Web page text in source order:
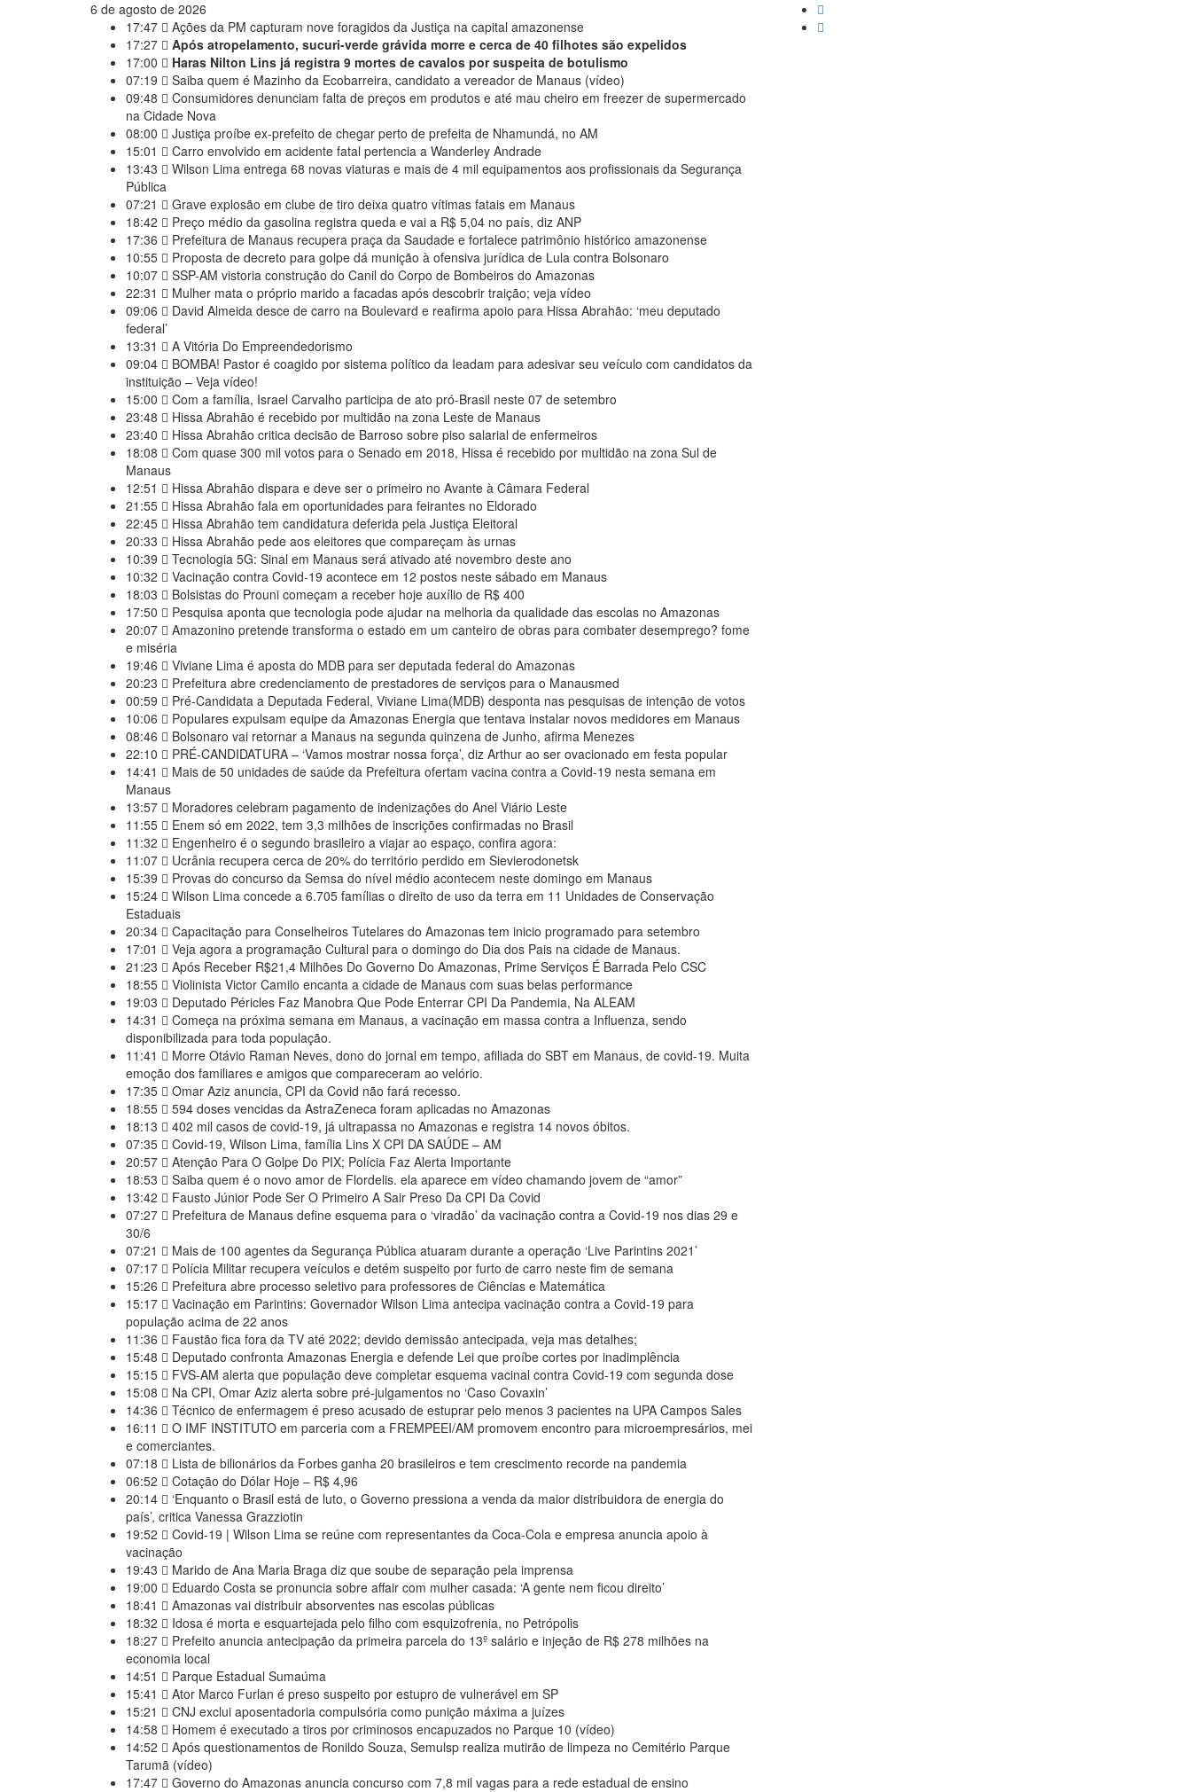
6 de agosto de 2026
17:47
Ações da PM capturam nove foragidos da Justiça na capital amazonense
17:27
Após atropelamento, sucuri-verde grávida morre e cerca de 40 filhotes são expelidos
17:00
Haras Nilton Lins já registra 9 mortes de cavalos por suspeita de botulismo
07:19
Saiba quem é Mazinho da Ecobarreira, candidato a vereador de Manaus (vídeo)
09:48
Consumidores denunciam falta de preços em produtos e até mau cheiro em freezer de supermercado
na Cidade Nova
08:00
Justiça proíbe ex-prefeito de chegar perto de prefeita de Nhamundá, no AM
15:01
Carro envolvido em acidente fatal pertencia a Wanderley Andrade
13:43
Wilson Lima entrega 68 novas viaturas e mais de 4 mil equipamentos aos profissionais da Segurança
Pública
07:21
Grave explosão em clube de tiro deixa quatro vítimas fatais em Manaus
18:42
Preço médio da gasolina registra queda e vai a R$ 5,04 no país, diz ANP
17:36
Prefeitura de Manaus recupera praça da Saudade e fortalece patrimônio histórico amazonense
10:55
Proposta de decreto para golpe dá munição à ofensiva jurídica de Lula contra Bolsonaro
10:07
SSP-AM vistoria construção do Canil do Corpo de Bombeiros do Amazonas
22:31
Mulher mata o próprio marido a facadas após descobrir traição; veja vídeo
09:06
David Almeida desce de carro na Boulevard e reafirma apoio para Hissa Abrahão: ‘meu deputado
federal’
13:31
A Vitória Do Empreendedorismo
09:04
BOMBA! Pastor é coagido por sistema político da Ieadam para adesivar seu veículo com candidatos da
instituição – Veja vídeo!
15:00
Com a família, Israel Carvalho participa de ato pró-Brasil neste 07 de setembro
23:48
Hissa Abrahão é recebido por multidão na zona Leste de Manaus
23:40
Hissa Abrahão critica decisão de Barroso sobre piso salarial de enfermeiros
18:08
Com quase 300 mil votos para o Senado em 2018, Hissa é recebido por multidão na zona Sul de
Manaus
12:51
Hissa Abrahão dispara e deve ser o primeiro no Avante à Câmara Federal
21:55
Hissa Abrahão fala em oportunidades para feirantes no Eldorado
22:45
Hissa Abrahão tem candidatura deferida pela Justiça Eleitoral
20:33
Hissa Abrahão pede aos eleitores que compareçam às urnas
10:39
Tecnologia 5G: Sinal em Manaus será ativado até novembro deste ano
10:32
Vacinação contra Covid-19 acontece em 12 postos neste sábado em Manaus
18:03
Bolsistas do Prouni começam a receber hoje auxílio de R$ 400
17:50
Pesquisa aponta que tecnologia pode ajudar na melhoria da qualidade das escolas no Amazonas
20:07
Amazonino pretende transforma o estado em um canteiro de obras para combater desemprego? fome
e miséria
19:46
Viviane Lima é aposta do MDB para ser deputada federal do Amazonas
20:23
Prefeitura abre credenciamento de prestadores de serviços para o Manausmed
00:59
Pré-Candidata a Deputada Federal, Viviane Lima(MDB) desponta nas pesquisas de intenção de votos
10:06
Populares expulsam equipe da Amazonas Energia que tentava instalar novos medidores em Manaus
08:46
Bolsonaro vai retornar a Manaus na segunda quinzena de Junho, afirma Menezes
22:10
PRÉ-CANDIDATURA – ‘Vamos mostrar nossa força’, diz Arthur ao ser ovacionado em festa popular
14:41
Mais de 50 unidades de saúde da Prefeitura ofertam vacina contra a Covid-19 nesta semana em
Manaus
13:57
Moradores celebram pagamento de indenizações do Anel Viário Leste
11:55
Enem só em 2022, tem 3,3 milhões de inscrições confirmadas no Brasil
11:32
Engenheiro é o segundo brasileiro a viajar ao espaço, confira agora:
11:07
Ucrânia recupera cerca de 20% do território perdido em Sievierodonetsk
15:39
Provas do concurso da Semsa do nível médio acontecem neste domingo em Manaus
15:24
Wilson Lima concede a 6.705 famílias o direito de uso da terra em 11 Unidades de Conservação
Estaduais
20:34
Capacitação para Conselheiros Tutelares do Amazonas tem inicio programado para setembro
17:01
Veja agora a programação Cultural para o domingo do Dia dos Pais na cidade de Manaus.
21:23
Após Receber R$21,4 Milhões Do Governo Do Amazonas, Prime Serviços É Barrada Pelo CSC
18:55
Violinista Victor Camilo encanta a cidade de Manaus com suas belas performance
19:03
Deputado Péricles Faz Manobra Que Pode Enterrar CPI Da Pandemia, Na ALEAM
14:31
Começa na próxima semana em Manaus, a vacinação em massa contra a Influenza, sendo
disponibilizada para toda população.
11:41
Morre Otávio Raman Neves, dono do jornal em tempo, afiliada do SBT em Manaus, de covid-19. Muita
emoção dos familiares e amigos que compareceram ao velório.
17:35
Omar Aziz anuncia, CPI da Covid não fará recesso.
18:55
594 doses vencidas da AstraZeneca foram aplicadas no Amazonas
18:13
402 mil casos de covid-19, já ultrapassa no Amazonas e registra 14 novos óbitos.
07:35
Covid-19, Wilson Lima, família Lins X CPI DA SAÚDE – AM
20:57
Atenção Para O Golpe Do PIX; Polícia Faz Alerta Importante
18:53
Saiba quem é o novo amor de Flordelis. ela aparece em vídeo chamando jovem de “amor”
13:42
Fausto Júnior Pode Ser O Primeiro A Sair Preso Da CPI Da Covid
07:27
Prefeitura de Manaus define esquema para o ‘viradão’ da vacinação contra a Covid-19 nos dias 29 e
30/6
07:21
Mais de 100 agentes da Segurança Pública atuaram durante a operação ‘Live Parintins 2021’
07:17
Polícia Militar recupera veículos e detém suspeito por furto de carro neste fim de semana
15:26
Prefeitura abre processo seletivo para professores de Ciências e Matemática
15:17
Vacinação em Parintins: Governador Wilson Lima antecipa vacinação contra a Covid-19 para
população acima de 22 anos
11:36
Faustão fica fora da TV até 2022; devido demissão antecipada, veja mas detalhes;
15:48
Deputado confronta Amazonas Energia e defende Lei que proíbe cortes por inadimplência
15:15
FVS-AM alerta que população deve completar esquema vacinal contra Covid-19 com segunda dose
15:08
Na CPI, Omar Aziz alerta sobre pré-julgamentos no ‘Caso Covaxin’
14:36
Técnico de enfermagem é preso acusado de estuprar pelo menos 3 pacientes na UPA Campos Sales
16:11
O IMF INSTITUTO em parceria com a FREMPEEI/AM promovem encontro para microempresários, mei
e comerciantes.
07:18
Lista de bilionários da Forbes ganha 20 brasileiros e tem crescimento recorde na pandemia
06:52
Cotação do Dólar Hoje – R$ 4,96
20:14
‘Enquanto o Brasil está de luto, o Governo pressiona a venda da maior distribuidora de energia do
país’, critica Vanessa Grazziotin
19:52
Covid-19 | Wilson Lima se reúne com representantes da Coca-Cola e empresa anuncia apoio à
vacinação
19:43
Marido de Ana Maria Braga diz que soube de separação pela imprensa
19:00
Eduardo Costa se pronuncia sobre affair com mulher casada: ‘A gente nem ficou direito’
18:41
Amazonas vai distribuir absorventes nas escolas públicas
18:32
Idosa é morta e esquartejada pelo filho com esquizofrenia, no Petrópolis
18:27
Prefeito anuncia antecipação da primeira parcela do 13º salário e injeção de R$ 278 milhões na
economia local
14:51
Parque Estadual Sumaúma
15:41
Ator Marco Furlan é preso suspeito por estupro de vulnerável em SP
15:21
CNJ exclui aposentadoria compulsória como punição máxima a juízes
14:58
Homem é executado a tiros por criminosos encapuzados no Parque 10 (vídeo)
14:52
Após questionamentos de Ronildo Souza, Semulsp realiza mutirão de limpeza no Cemitério Parque
Tarumã (vídeo)
17:47
Governo do Amazonas anuncia concurso com 7,8 mil vagas para a rede estadual de ensino